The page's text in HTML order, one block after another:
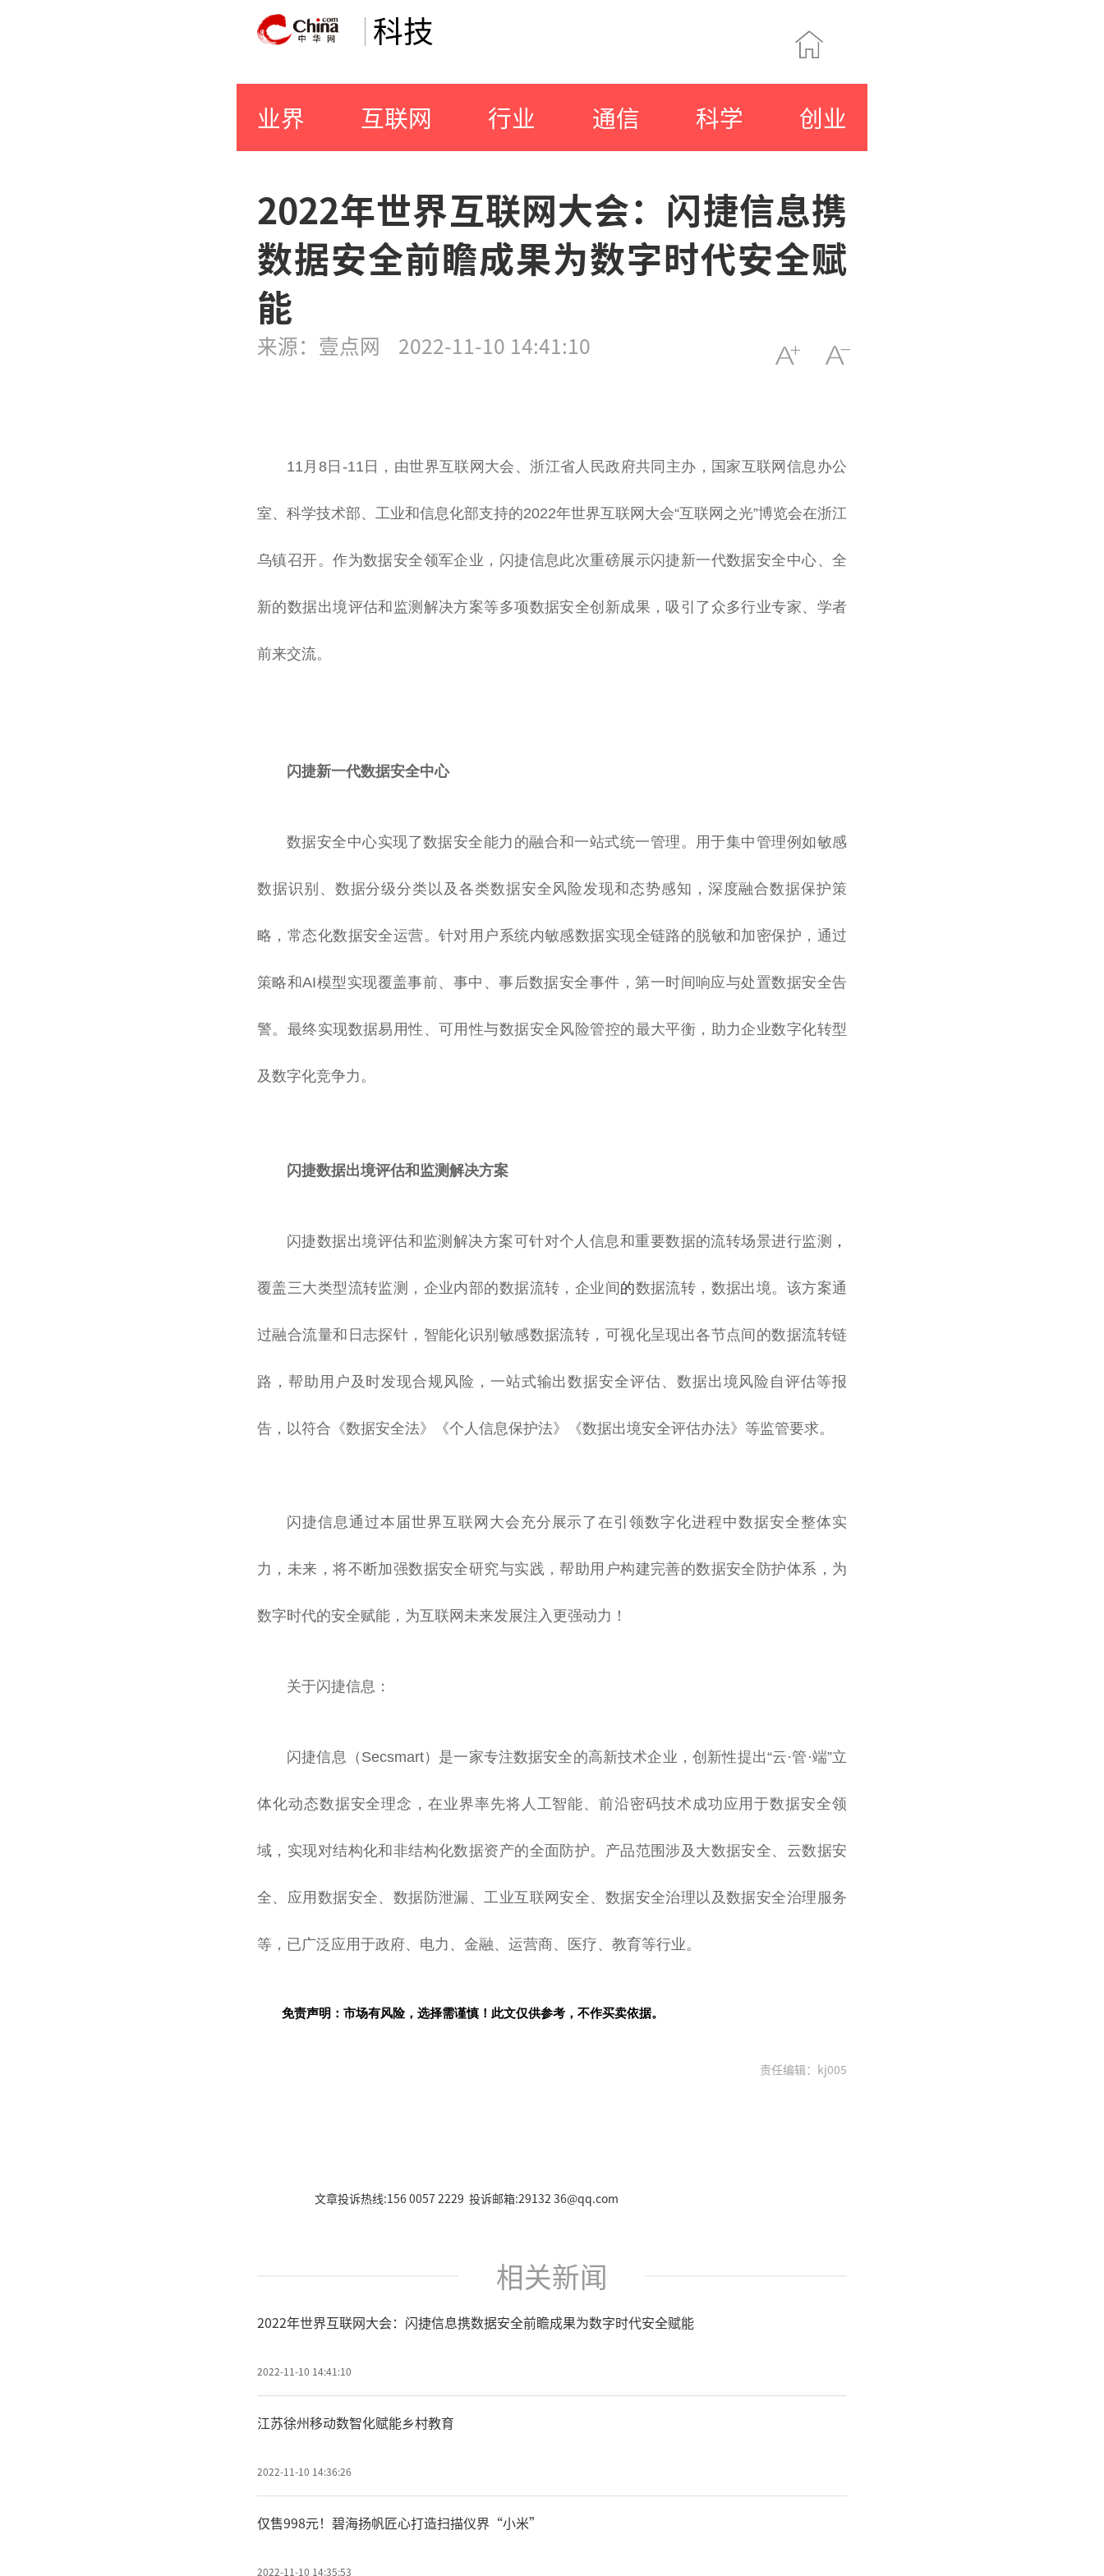
科技
业界 互联网 行业 通信 科学 创业
2022年世界互联网大会：闪捷信息携
数据安全前瞻成果为数字时代安全赋
能
来源：壹点网 2022-11-10 14:41:10
11月8日-11日，由世界互联网大会、浙江省人民政府共同主办， 国家互联网信息办公
室、科学技术部、工业和信息化部支持的2022年世界互联网大会“互联网之光”博览会在浙江
乌镇召开。作为数据安全领军企业，闪捷信息此次重磅展示闪捷新一代数据安全中心、全
新的数据出境评估和监测解决方案等多项数据安全创新成果，吸引了众多行业专家、学者
前来交流。
闪捷新一代数据安全中心
数据安全中心实现了数据安全能力的融合和一站式统一管理。用于集中管理例如敏感
数据识别、数据分级分类以及各类数据安全风险发现和态势感知，深度融合数据保护策
略，常态化数据安全运营。针对用户系统内敏感数据实现全链路的脱敏和加密保护，通过
策略和AI模型实现覆盖事前、事中、事后数据安全事件，第一时间响应与处置数据安全告
警。最终实现数据易用性 、可用性与数据安全风险管控的最大平衡，助力企业数字化转型
及数字化竞争力。
闪捷数据出境评估和监测解决方案
闪捷数据出境评估和监测解决方案可针对个人信息和重要数据的流转场景进行监测 ，
覆盖三大类型流转监测，企业内部的数据流转，企业间的数据流转，数据出境。该方案通
过融合流量和日志探针，智能化识别敏感数据流转，可视化呈现出各节点间的数据流转链
路，帮助用户及时发现合规风险，一站式输出数据安全评估、数据出境风险自评估等报
告，以符合《数据安全法》《个人信息保护法》《数据出境安全评估办法》等监管要求。
闪捷信息通过本届世界互联网大会充分展示了在引领数字化进程中数据安全整体实
力，未来，将不断加强数据安全研究与实践，帮助用户构建完善的数据安全防护体系，为
数字时代的安全赋能，为互联网未来发展注入更强动力！
关于闪捷信息：
闪捷信息（Secsmart）是一家专注数据安全的高新技术企业，创新性提出“云·管·端”立
体化动态数据安全理念，在业界率先将人工智能、前沿密码技术成功应用于数据安全领
域，实现对结构化和非结构化数据资产的全面防护。产品范围涉及大数据安全、云数据安
全、应用数据安全、数据防泄漏、工业互联网安全、数据安全治理以及数据安全治理服务
等，已广泛应用于政府、电力、 金融、运营商、医疗、教育等行业。
免责声明：市场有风险，选择需谨慎！此文仅供参考，不作买卖依据。
责任编辑：kj005
文章投诉热线:156 0057 2229 投诉邮箱:29132 36@qq.com
相关新闻
2022年世界互联网大会：闪捷信息携数据安全前瞻成果为数字时代安全赋能
2022-11-10 14:41:10
江苏徐州移动数智化赋能乡村教育
2022-11-10 14:36:26
仅售998元！碧海扬帆匠心打造扫描仪界“小米”
2022-11-10 14:35:53